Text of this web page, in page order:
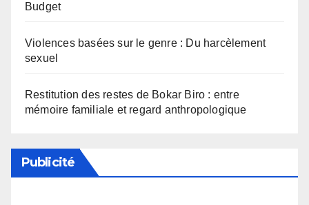
Budget
Violences basées sur le genre : Du harcèlement
sexuel
Restitution des restes de Bokar Biro : entre
mémoire familiale et regard anthropologique
Publicité